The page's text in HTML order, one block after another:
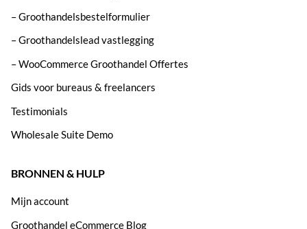
– Groothandelsbestelformulier
– Groothandelslead vastlegging
– WooCommerce Groothandel Offertes
Gids voor bureaus & freelancers
Testimonials
Wholesale Suite Demo
BRONNEN & HULP
Mijn account
Groothandel eCommerce Blog